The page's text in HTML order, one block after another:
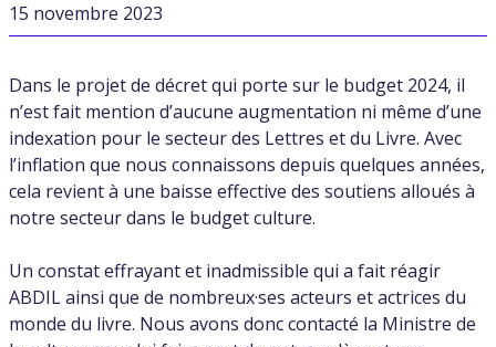
15 novembre 2023
Dans le projet de décret qui porte sur le budget 2024, il
n’est fait mention d’aucune augmentation ni même d’une
indexation pour le secteur des Lettres et du Livre. Avec
l’inflation que nous connaissons depuis quelques années,
cela revient à une baisse effective des soutiens alloués à
notre secteur dans le budget culture.
Un constat effrayant et inadmissible qui a fait réagir
ABDIL ainsi que de nombreux·ses acteurs et actrices du
monde du livre. Nous avons donc contacté la Ministre de